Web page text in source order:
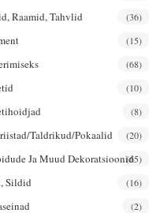
Raamid, Tahvlid (36)
(15)
(68)
(10)
(8)
taldrikud/pokaalid (20)
Ja Muud Dekoratsioonid(65)
Sildid (16)
(2)